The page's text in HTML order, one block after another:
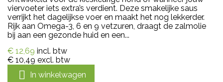
viervoeter iets extra’s verdient. Deze smakelijke saus
verrijkt het dagelijkse voer en maakt het nog lekkerder.
Rijk aan Omega-3, 6 en 9 vetzuren, draagt de zalmolie
bij aan een gezonde huid en een...
€ 12,69 incl. btw
€ 10,49 excl. btw
 In winkelwagen